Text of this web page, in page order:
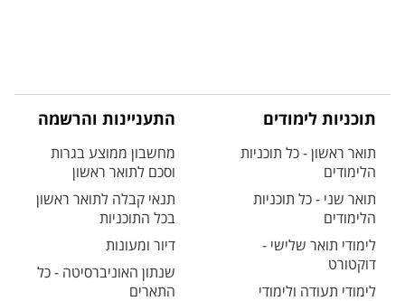
תוכניות לימודים
תואר ראשון - כל תוכניות
הלימודים
תואר שני - כל תוכניות
הלימודים
לימודי תואר שלישי -
דוקטורט
לימודי תעודה ולימודי
התעניינות והרשמה
מחשבון ממוצע בגרות
וסכם לתואר ראשון
תנאי קבלה לתואר ראשון
בכל התוכניות
דיור ומעונות
שנתון האוניברסיטה - כל
התארים